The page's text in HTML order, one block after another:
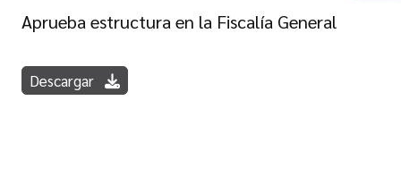
Aprueba estructura en la Fiscalía General
Descargar